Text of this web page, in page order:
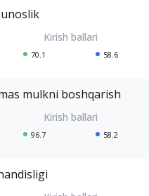
70.1 58.6
mulkni boshqarish
96.7 58.2